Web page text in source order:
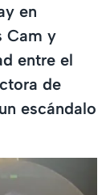
en
Cam y
entre el
de
escándalo